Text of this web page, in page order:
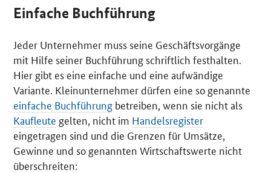
Einfache Buchführung
Jeder Unternehmer muss seine Geschäftsvorgänge
mit Hilfe seiner Buchführung schriftlich festhalten.
Hier gibt es eine einfache und eine aufwändige
Variante. Kleinunternehmer dürfen eine so genannte
einfache Buchführung betreiben, wenn sie nicht als
Kaufleute gelten, nicht im Handelsregister
eingetragen sind und die Grenzen für Umsätze,
Gewinne und so genannten Wirtschaftswerte nicht
überschreiten: